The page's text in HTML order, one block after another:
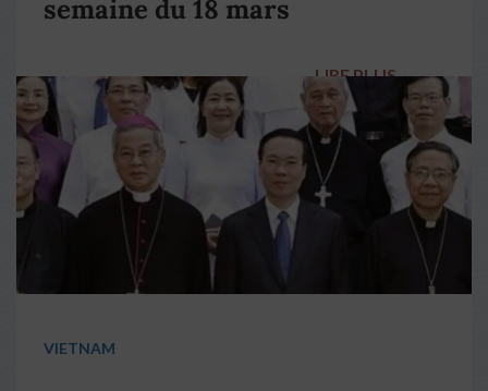
semaine du 18 mars
LIRE PLUS →
VIETNAM